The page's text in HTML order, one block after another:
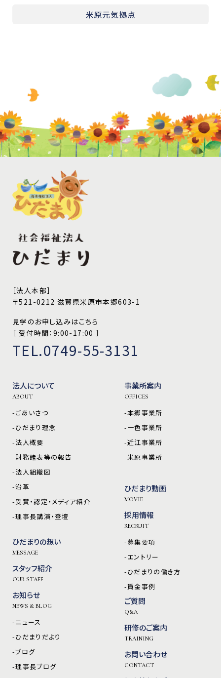
米原元気拠点
［法人本部］
〒521-0212 滋賀県米原市本郷603-1
見学のお申し込みはこちら
［ 受付時間：9:00-17:00 ］
TEL.0749-55-3131
法人について
ABOUT
-ごあいさつ
-ひだまり理念
-法人概要
-財務諸表等の報告
-法人組織図
-沿革
-受賞・認定・メディア紹介
-理事長講演・登壇
ひだまりの想い
MESSAGE
スタッフ紹介
OUR STAFF
お知らせ
NEWS & BLOG
-ニュース
-ひだまりだより
-ブログ
-理事長ブログ
事業所案内
OFFICES
-本郷事業所
-一色事業所
-近江事業所
-米原事業所
ひだまり動画
MOVIE
採用情報
RECRUIT
-募集要項
-エントリー
-ひだまりの働き方
-賃金事例
ご質問
Q&A
研修のご案内
TRAINING
お問い合わせ
CONTACT